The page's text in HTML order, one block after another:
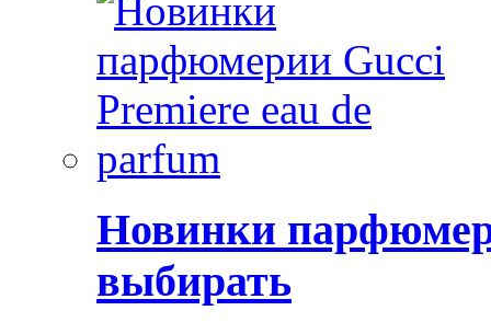
Новинки
выбирать